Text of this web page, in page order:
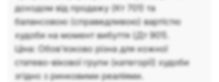
доходом від продажу (Кт 701) та
балансовою (справедливою) вартістю
худоби на момент вибуття (Дт 901).
Ціна: Обов'язково різна для кожної
статево-вікової групи (категорії) худоби
згідно з ринковими реаліями.